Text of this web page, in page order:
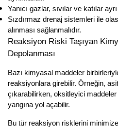
Yanıcı gazlar, sıvılar ve katılar
Sızdırmaz drenaj sistemleri ile
alınması sağlanmalıdır.
Reaksiyon Riski Taşıyan
Depolanması
Bazı kimyasal maddeler
reaksiyonlara girebilir. Örneğin,
çıkarabilirken, oksitleyici maddeler
yangına yol açabilir.
Bu tür reaksiyon risklerini